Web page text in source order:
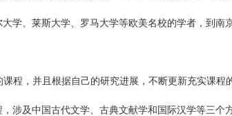
、莱斯大学、罗马大学等欧美名校的学者，到南
程，并且根据自己的研究进展，不断更新充实课
及中国古代文学、古典文献学和国际汉学等三个